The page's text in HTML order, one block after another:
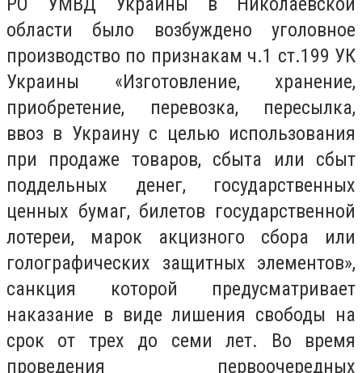
области было возбуждено уголовное
производство по признакам ч.1 ст.199 УК
Украины «Изготовление, хранение,
приобретение, перевозка, пересылка,
ввоз в Украину с целью использования
при продаже товаров, сбыта или сбыт
поддельных денег, государственных
ценных бумаг, билетов государственной
лотереи, марок акцизного сбора или
голографических защитных элементов»,
санкция которой предусматривает
наказание в виде лишения свободы на
срок от трех до семи лет. Во время
проведения первоочередных